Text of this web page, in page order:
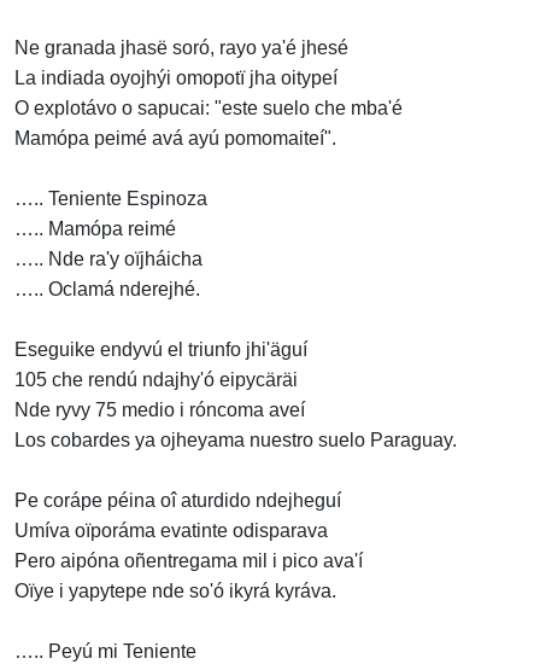
Ne granada jhasë soró, rayo ya'é jhesé
La indiada oyojhýi omopotï jha oitypeí
O explotávo o sapucai: "este suelo che mba'é
Mamópa peimé avá ayú pomomaiteí".
….. Teniente Espinoza
….. Mamópa reimé
….. Nde ra'y oïjháicha
….. Oclamá nderejhé.
Eseguike endyvú el triunfo jhi'äguí
105 che rendú ndajhy'ó eipycäräi
Nde ryvy 75 medio i róncoma aveí
Los cobardes ya ojheyama nuestro suelo Paraguay.
Pe corápe péina oî aturdido ndejheguí
Umíva oïporáma evatinte odisparava
Pero aipóna oñentregama mil i pico ava'í
Oïye i yapytepe nde so'ó ikyrá kyráva.
….. Peyú mi Teniente